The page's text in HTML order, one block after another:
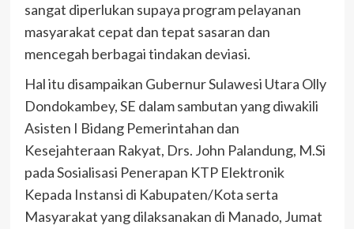
sangat diperlukan supaya program pelayanan
masyarakat cepat dan tepat sasaran dan
mencegah berbagai tindakan deviasi.
Hal itu disampaikan Gubernur Sulawesi Utara Olly
Dondokambey, SE dalam sambutan yang diwakili
Asisten I Bidang Pemerintahan dan
Kesejahteraan Rakyat, Drs. John Palandung, M.Si
pada Sosialisasi Penerapan KTP Elektronik
Kepada Instansi di Kabupaten/Kota serta
Masyarakat yang dilaksanakan di Manado, Jumat